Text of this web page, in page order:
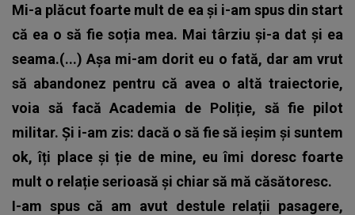
Mi-a plăcut foarte mult de ea şi i-am spus din start
că ea o să fie soția mea. Mai târziu şi-a dat şi ea
seama.(...) Aşa mi-am dorit eu o fată, dar am vrut
să abandonez pentru că avea o altă traiectorie,
voia să facă Academia de Poliție, să fie pilot
militar. Și i-am zis: dacă o să fie să ieşim şi suntem
ok, îți place şi ție de mine, eu îmi doresc foarte
mult o relație serioasă şi chiar să mă căsătoresc.
I-am spus că am avut destule relații pasagere,